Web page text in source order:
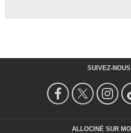
SUIVEZ-NOUS
ALLOCINÉ SUR